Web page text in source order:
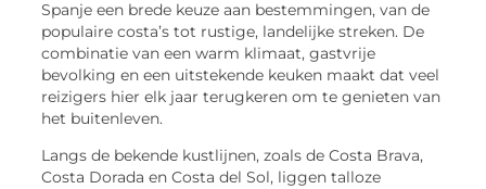
Spanje een brede keuze aan bestemmingen, van de
populaire costa’s tot rustige, landelijke streken. De
combinatie van een warm klimaat, gastvrije
bevolking en een uitstekende keuken maakt dat veel
reizigers hier elk jaar terugkeren om te genieten van
het buitenleven.
Langs de bekende kustlijnen, zoals de Costa Brava,
Costa Dorada en Costa del Sol, liggen talloze